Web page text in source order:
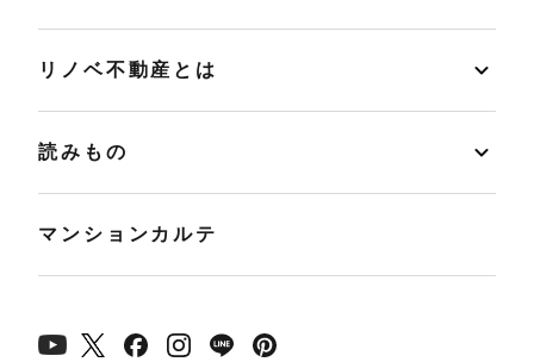
リノベ不動産とは
読みもの
マンションカルテ